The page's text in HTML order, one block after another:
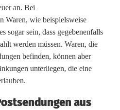
an. Bei
Waren, wie beispielsweise
sogar sein, dass gegebenenfalls
werden müssen. Waren, die
befinden, können aber
unterliegen, die eine
aus